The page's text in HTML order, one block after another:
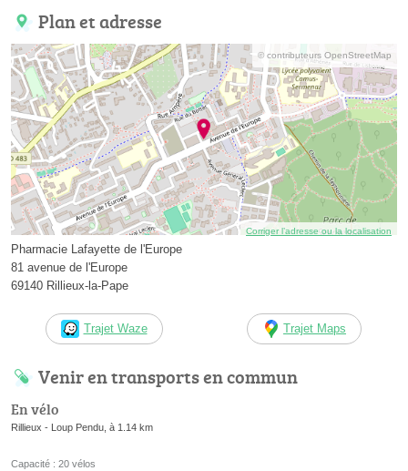
Plan et adresse
© contributeurs OpenStreetMap
Corriger l’adresse ou la localisation
Pharmacie Lafayette de l'Europe
81 avenue de l'Europe
69140 Rillieux-la-Pape
Trajet Waze Trajet Maps
Venir en transports en commun
En vélo
Rillieux - Loup Pendu, à 1.14 km
Capacité : 20 vélos